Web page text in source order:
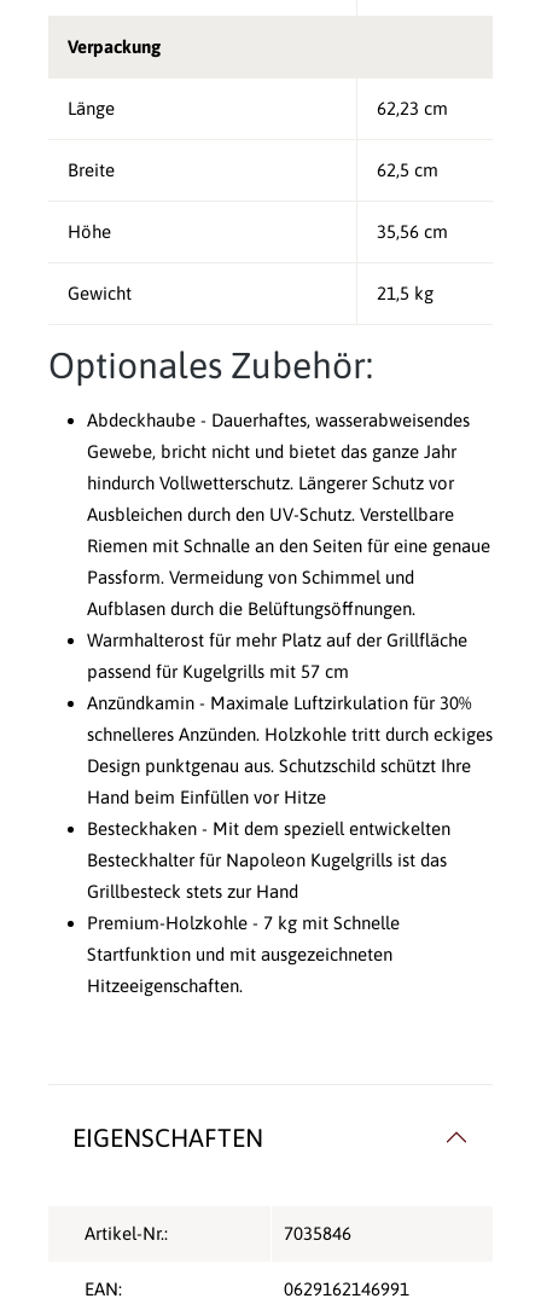
Verpackung
Länge 62,23 cm
Breite 62,5 cm
Höhe 35,56 cm
Gewicht 21,5 kg
Optionales Zubehör:
Abdeckhaube - Dauerhaftes, wasserabweisendes
Gewebe, bricht nicht und bietet das ganze Jahr
hindurch Vollwetterschutz. Längerer Schutz vor
Ausbleichen durch den UV-Schutz. Verstellbare
Riemen mit Schnalle an den Seiten für eine genaue
Passform. Vermeidung von Schimmel und
Aufblasen durch die Belüftungsöffnungen.
Warmhalterost für mehr Platz auf der Grillfläche
passend für Kugelgrills mit 57 cm
Anzündkamin - Maximale Luftzirkulation für 30%
schnelleres Anzünden. Holzkohle tritt durch eckiges
Design punktgenau aus. Schutzschild schützt Ihre
Hand beim Einfüllen vor Hitze
Besteckhaken - Mit dem speziell entwickelten
Besteckhalter für Napoleon Kugelgrills ist das
Grillbesteck stets zur Hand
Premium-Holzkohle - 7 kg mit Schnelle
Startfunktion und mit ausgezeichneten
Hitzeeigenschaften.
EIGENSCHAFTEN
Artikel-Nr.: 7035846
EAN: 0629162146991